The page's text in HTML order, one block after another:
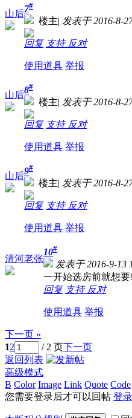
山后7#
楼主| 发表于 2016-8-
回复 支持 反对
使用道具 举报
山后8#
楼主| 发表于 2016-8-
回复 支持 反对
使用道具 举报
山后9#
楼主| 发表于 2016-8-
回复 支持 反对
使用道具 举报
清河老张
10#
发表于 2016-9-13
一开始选房前就想
回复 支持 反对
使用道具 举报
下一页 »
12 / 2 页下一页
返回列表
高级模式
B Color Image Link Quote Code
您需要登录后才可以回帖 登录